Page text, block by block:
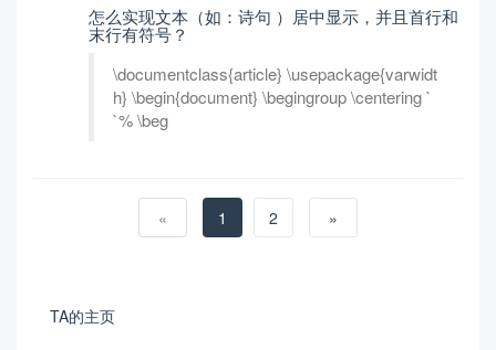
怎么实现文本（如：诗句 ）居中显示，并且首行和
末行有符号？
\documentclass{article} \usepackage{varwidt
h} \begin{document} \begingroup \centering `
`% \beg
« 1 2 »
TA的主页